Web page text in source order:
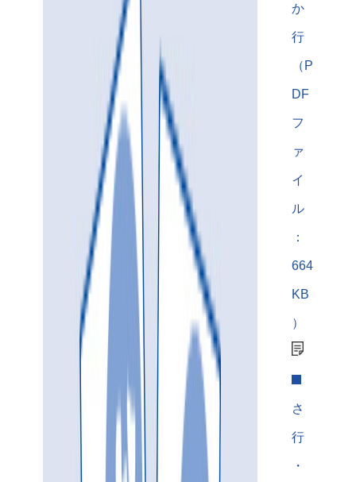
か
行
（P
DF
フ
ァ
イ
ル
：
664
KB
）
さ
行
・